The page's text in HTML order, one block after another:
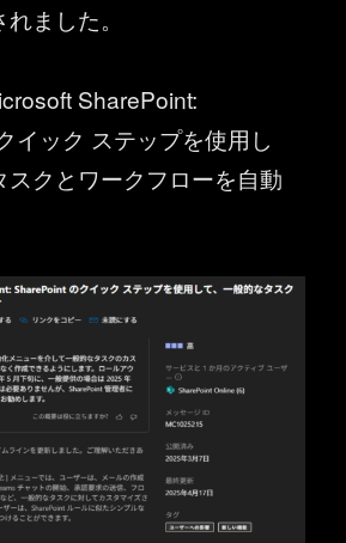
ました。
SharePoint:
イック ステップを使用し
スクとワークフローを自動